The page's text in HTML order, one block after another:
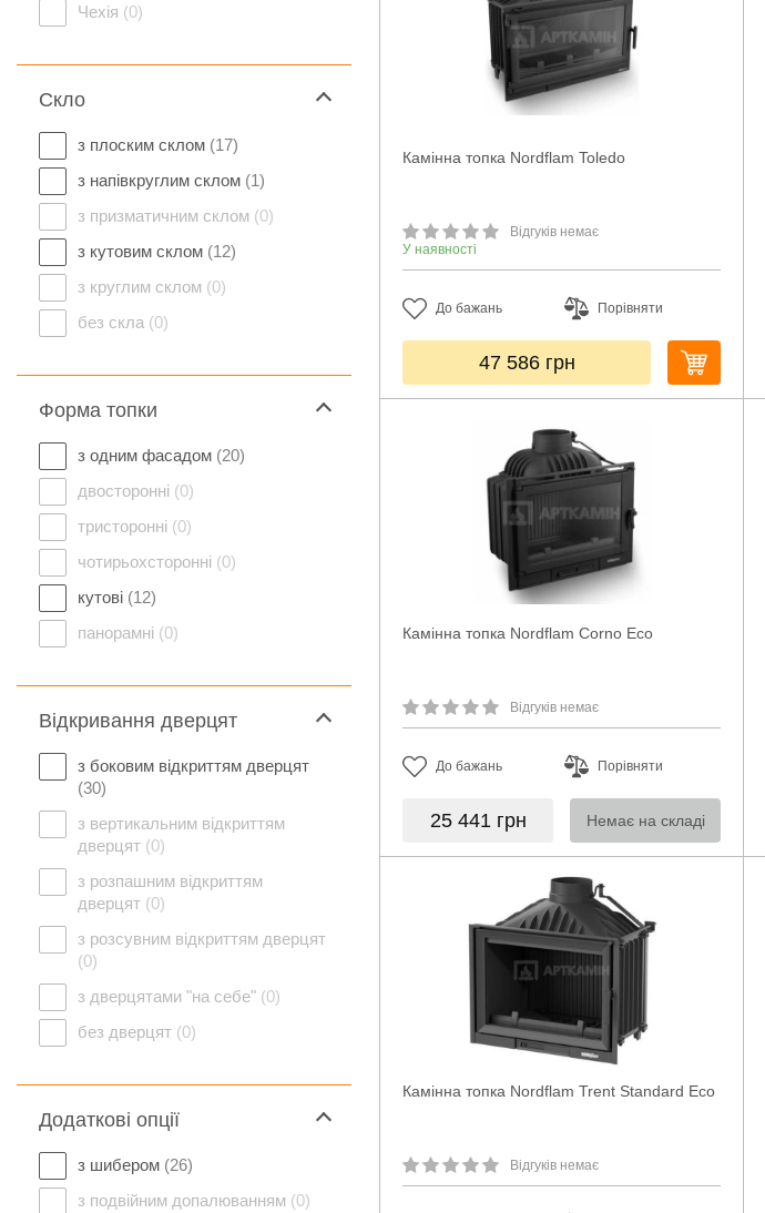
Чехія (0)
Скло
з плоским склом (17)
з напівкруглим склом (1)
з призматичним склом (0)
з кутовим склом (12)
з круглим склом (0)
без скла (0)
Форма топки
з одним фасадом (20)
двосторонні (0)
тристоронні (0)
чотирьохсторонні (0)
кутові (12)
панорамні (0)
Відкривання дверцят
з боковим відкриттям дверцят
(30)
з вертикальним відкриттям
дверцят (0)
з розпашним відкриттям
дверцят (0)
з розсувним відкриттям дверцят
(0)
з дверцятами "на себе" (0)
без дверцят (0)
Додаткові опції
з шибером (26)
з подвійним допалюванням (0)
Камінна топка Nordflam Toledo
Відгуків немає
У наявності
До бажань Порівняти
47 586 грн
Камінна топка Nordflam Corno Eco
Відгуків немає
До бажань Порівняти
25 441 грн Немає на складі
Камінна топка Nordflam Trent Standard Eco
Відгуків немає